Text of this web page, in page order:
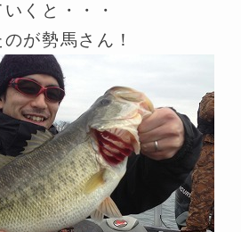
くと・・・
が勢馬さん！